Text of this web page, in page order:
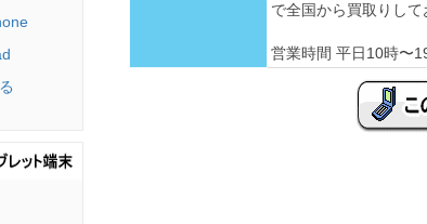
で全国から買取りし
営業時間 平日10時〜